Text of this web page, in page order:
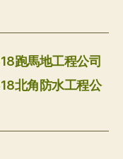
跑馬地工程公司
北角防水工程公